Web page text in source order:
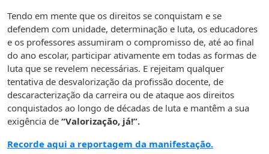
Tendo em mente que os direitos se conquistam e se
defendem com unidade, determinação e luta, os educadores
e os professores assumiram o compromisso de, até ao final
do ano escolar, participar ativamente em todas as formas de
luta que se revelem necessárias. E rejeitam qualquer
tentativa de desvalorização da profissão docente, de
descaracterização da carreira ou de ataque aos direitos
conquistados ao longo de décadas de luta e mantêm a sua
exigência de “Valorização, já!”.
Recorde aqui a reportagem da manifestação.